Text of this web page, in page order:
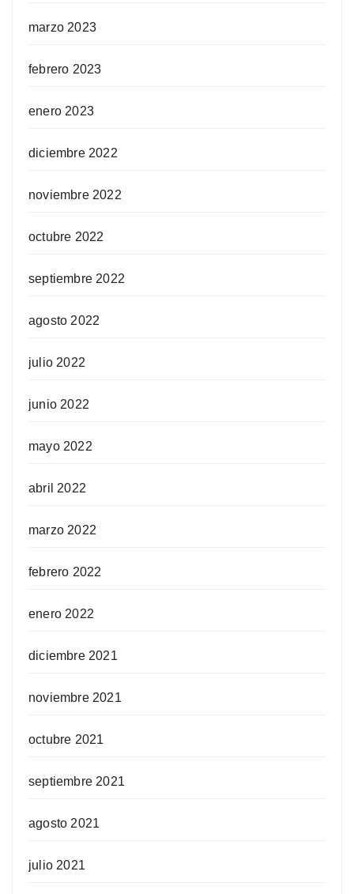
marzo 2023
febrero 2023
enero 2023
diciembre 2022
noviembre 2022
octubre 2022
septiembre 2022
agosto 2022
julio 2022
junio 2022
mayo 2022
abril 2022
marzo 2022
febrero 2022
enero 2022
diciembre 2021
noviembre 2021
octubre 2021
septiembre 2021
agosto 2021
julio 2021